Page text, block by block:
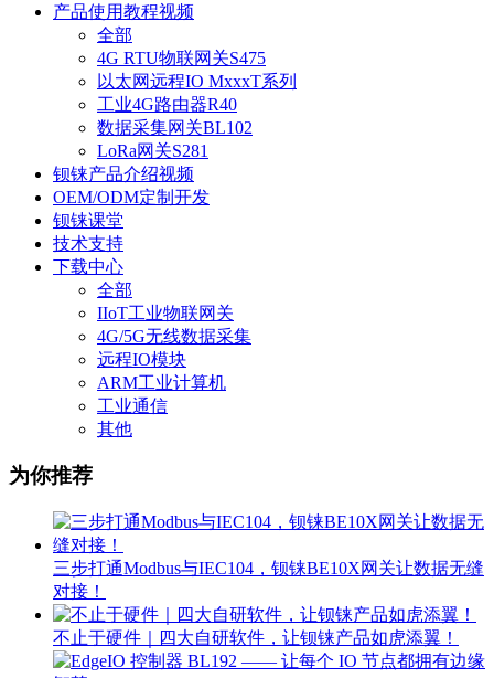
产品使用教程视频
全部
4G RTU物联网关S475
以太网远程IO MxxxT系列
工业4G路由器R40
数据采集网关BL102
LoRa网关S281
钡铼产品介绍视频
OEM/ODM定制开发
钡铼课堂
技术支持
下载中心
全部
IIoT工业物联网关
4G/5G无线数据采集
远程IO模块
ARM工业计算机
工业通信
其他
为你推荐
三步打通Modbus与IEC104，钡铼BE10X网关让数据无缝
对接！
不止于硬件｜四大自研软件，让钡铼产品如虎添翼！